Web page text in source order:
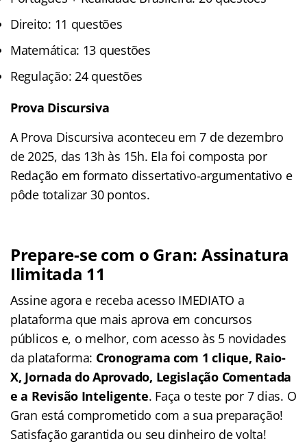
Direito: 11 questões
Matemática: 13 questões
Regulação: 24 questões
Prova Discursiva
A Prova Discursiva aconteceu em 7 de dezembro
de 2025, das 13h às 15h. Ela foi composta por
Redação em formato dissertativo-argumentativo e
pôde totalizar 30 pontos.
Prepare-se com o Gran: Assinatura
Ilimitada 11
Assine agora e receba acesso IMEDIATO a
plataforma que mais aprova em concursos
públicos e, o melhor, com acesso às 5 novidades
da plataforma: Cronograma com 1 clique, Raio-
X, Jornada do Aprovado, Legislação Comentada
e a Revisão Inteligente. Faça o teste por 7 dias. O
Gran está comprometido com a sua preparação!
Satisfação garantida ou seu dinheiro de volta!